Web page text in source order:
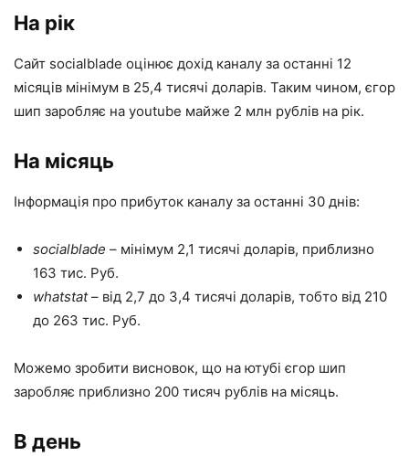
На рік
Сайт socialblade оцінює дохід каналу за останні 12
місяців мінімум в 25,4 тисячі доларів. Таким чином, єгор
шип заробляє на youtube майже 2 млн рублів на рік.
На місяць
Інформація про прибуток каналу за останні 30 днів:
socialblade – мінімум 2,1 тисячі доларів, приблизно
163 тис. Руб.
whatstat– від 2,7 до 3,4 тисячі доларів, тобто від 210
до 263 тис. Руб.
Можемо зробити висновок, що на ютубі єгор шип
заробляє приблизно 200 тисяч рублів на місяць.
В день